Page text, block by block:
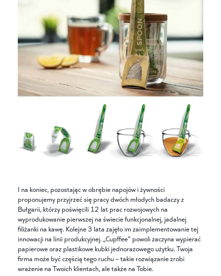
I na koniec, pozostając w obrębie napojów i żywności
proponujemy przyjrzeć się pracy dwóch młodych badaczy z
Bułgarii, którzy poświęcili 12 lat prac rozwojowych na
wyprodukowanie pierwszej na świecie funkcjonalnej, jadalnej
filiżanki na kawę. Kolejne 3 lata zajęło im zaimplementowanie tej
innowacji na linii produkcyjnej. „Cupffee” powoli zaczyna wypierać
papierowe oraz plastikowe kubki jednorazowego użytku. Twoja
firma może być częścią tego ruchu – takie rozwiązanie zrobi
wrażenie na Twoich klientach, ale także na Tobie.